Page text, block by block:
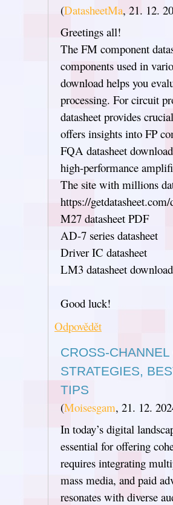
(DatasheetMa, 21. 12.
Greetings all!
The FM component
components used in
download helps you
processing. For circuit
datasheet provides
offers insights into FP
FQA datasheet
high-performance
The site with millions
https://
M27 datasheet PDF
AD-7 series datasheet
Driver IC datasheet
LM3 datasheet download
Good luck!
Odpovědět
CROSS-
STRATEGIES,
TIPS
(Moisesgam, 21. 12.
In today’s digital
essential for offering
requires integrating
mass media, and paid
resonates with diverse